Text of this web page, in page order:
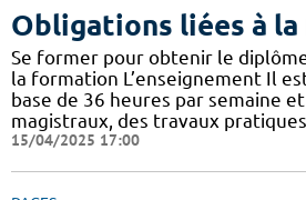
Obligations liées à
Se former pour obtenir le
la formation L’enseignement Il
base de 36 heures par semaine
magistraux, des travaux
15/04/2025 17:00